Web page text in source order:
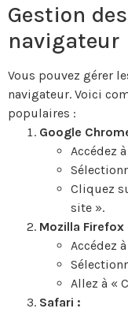
Gestion
navigateur
Vous pouvez gérer
navigateur. Voici
populaires :
Google
Accédez
Cliquez
site ».
Mozilla Firefox
Accédez
Allez à «
Safari :